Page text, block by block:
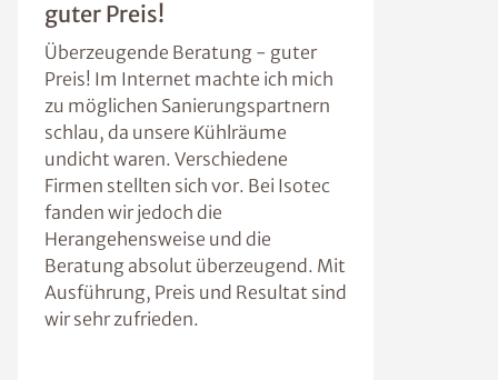
guter Preis!
Überzeugende Beratung - guter
Preis! Im Internet machte ich mich
zu möglichen Sanierungspartnern
schlau, da unsere Kühlräume
undicht waren. Verschiedene
Firmen stellten sich vor. Bei Isotec
fanden wir jedoch die
Herangehensweise und die
Beratung absolut überzeugend. Mit
Ausführung, Preis und Resultat sind
wir sehr zufrieden.